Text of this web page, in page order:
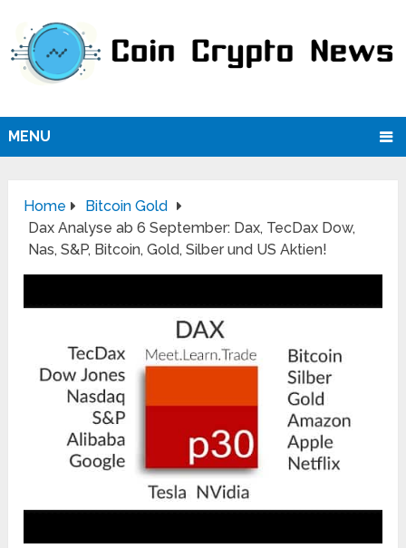
MENU
Home
Bitcoin Gold
Dax Analyse ab 6 September: Dax, TecDax Dow,
Nas, S&P, Bitcoin, Gold, Silber und US Aktien!